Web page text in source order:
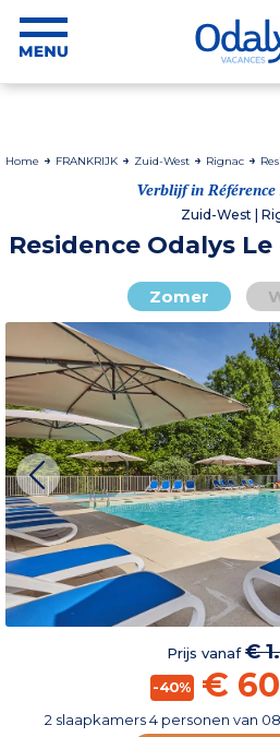
Home FRANKRIJK Zuid-West Rignac
Verblijf in
Zuid-West |
Residence Odalys
Zomer
Prijs vanaf€
-40% €
2 slaapkamers 4 personen van